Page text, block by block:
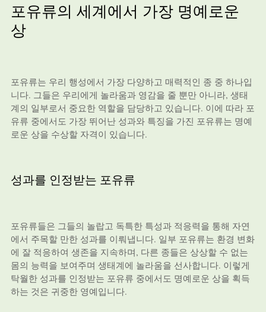
포유류의 세계에서 가장 명예로운
상
포유류는 우리 행성에서 가장 다양하고 매력적인 종 중 하나입
니다. 그들은 우리에게 놀라움과 영감을 줄 뿐만 아니라, 생태
계의 일부로서 중요한 역할을 담당하고 있습니다. 이에 따라 포
유류 중에서도 가장 뛰어난 성과와 특징을 가진 포유류는 명예
로운 상을 수상할 자격이 있습니다.
성과를 인정받는 포유류
포유류들은 그들의 놀랍고 독특한 특성과 적응력을 통해 자연
에서 주목할 만한 성과를 이뤄냅니다. 일부 포유류는 환경 변화
에 잘 적응하여 생존을 지속하며, 다른 종들은 상상할 수 없는
몸의 능력을 보여주며 생태계에 놀라움을 선사합니다. 이렇게
탁월한 성과를 인정받는 포유류 중에서도 명예로운 상을 획득
하는 것은 귀중한 영예입니다.